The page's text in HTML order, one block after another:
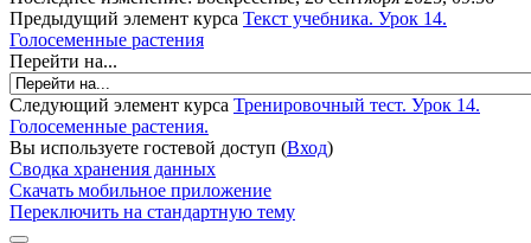
Предыдущий элемент курса Текст учебника. Урок 14.
Голосеменные растения
Перейти на...
Следующий элемент курса Тренировочный тест. Урок 14.
Голосеменные растения.
Вы используете гостевой доступ (Вход)
Сводка хранения данных
Скачать мобильное приложение
Переключить на стандартную тему